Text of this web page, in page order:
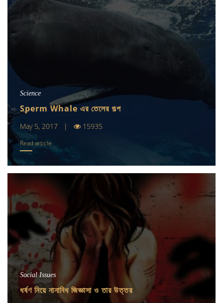
Science
Sperm Whale এর তেলের গল্প
May 5, 2017 | 15935
Read article
Social Issues
ধর্ষণ নিয়ে নানাবিধ জিজ্ঞাসা ও তার উত্তর